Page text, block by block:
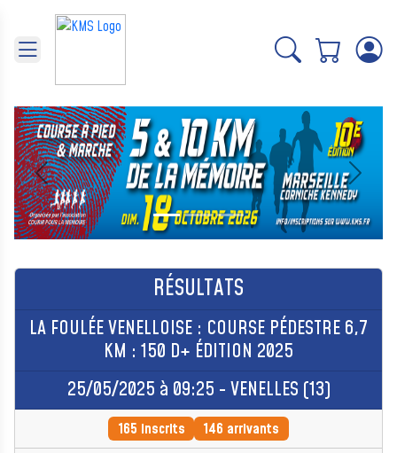
Précédent Suivant
RÉSULTATS
LA FOULÉE VENELLOISE : COURSE PÉDESTRE 6,7
KM : 150 D+ ÉDITION 2025
25/05/2025 à 09:25 - VENELLES (13)
165 inscrits 146 arrivants
Panneau de gestion des cookies